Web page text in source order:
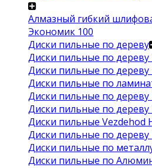
Алмазный гибкий
Экономик 100
Диски пильные по дереву
Диски пильные по дереву
Диски пильные по дереву
Диски пильные по
Диски пильные по дереву
Диски пильные по
Диски пильные Vezdehod
Диски пильные по дереву
Диски пильные по
Диски пильные по